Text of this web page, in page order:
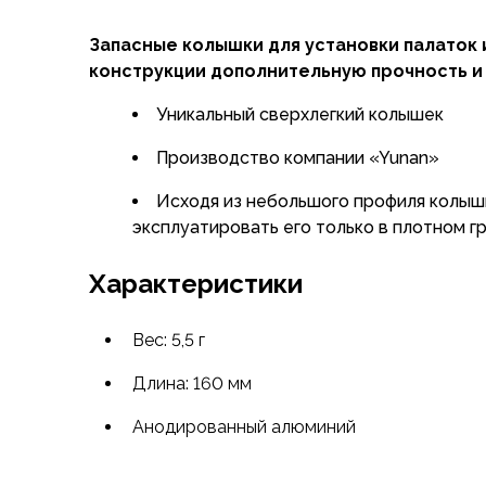
Беговые и спортивные
Пончо и дождевики
Куртки с синтетическим утеплителем
Жилеты
Мембранные брюки
Брюки софтшелл и ветрозащита
Флисовые брюки
Шорты
Термофутболки
Термотрусы
Запасные колышки для установки палаток
конструкции дополнительную прочность и
Уникальный сверхлегкий колышек
Производство компании «Yunan»
Исходя из небольшого профиля
эксплуатировать его только в плотном
Характеристики
Вес: 5,5 г
Длина: 160 мм
Анодированный алюминий